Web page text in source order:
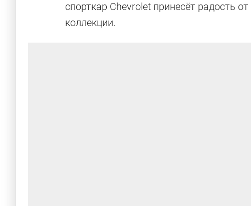
спорткар Chevrolet принесёт радость
коллекции.